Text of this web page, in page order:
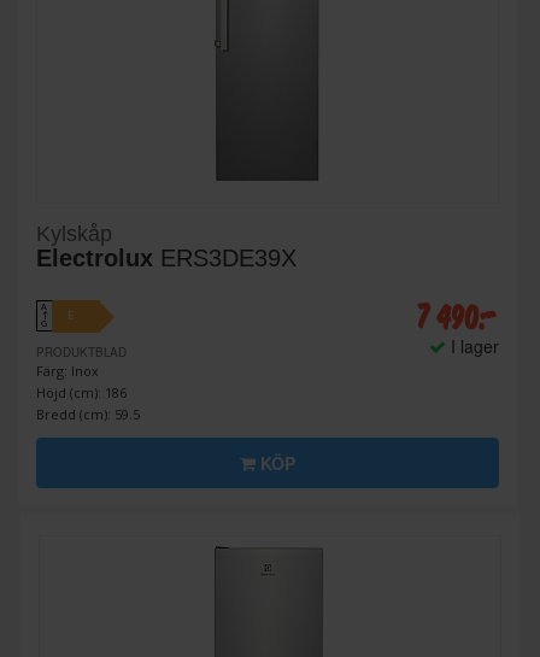
Kylskåp
Electrolux ERS3DE39X
A
↑
G
E
PRODUKTBLAD
Färg: Inox
Höjd (cm): 186
Bredd (cm): 59.5
7 490:-
I lager
KÖP